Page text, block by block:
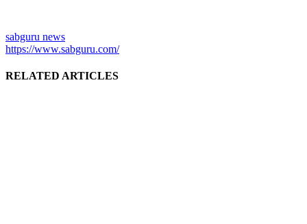
sabguru news
https://www.sabguru.com/
RELATED ARTICLES